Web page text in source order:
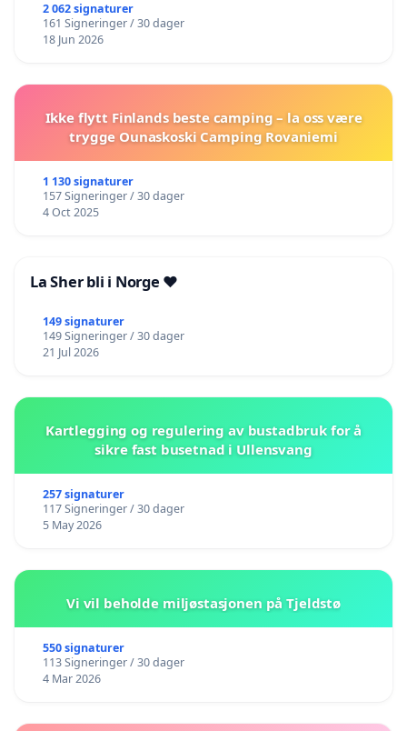
2 062 signaturer
161 Signeringer / 30 dager
18 Jun 2026
Ikke flytt Finlands beste camping – la oss være
trygge Ounaskoski Camping Rovaniemi
1 130 signaturer
157 Signeringer / 30 dager
4 Oct 2025
La Sher bli i Norge ❤️
149 signaturer
149 Signeringer / 30 dager
21 Jul 2026
Kartlegging og regulering av bustadbruk for å
sikre fast busetnad i Ullensvang
257 signaturer
117 Signeringer / 30 dager
5 May 2026
Vi vil beholde miljøstasjonen på Tjeldstø
550 signaturer
113 Signeringer / 30 dager
4 Mar 2026